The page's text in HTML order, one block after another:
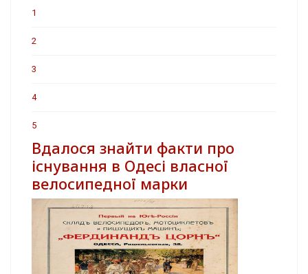
1
2
3
4
5
Вдалося знайти факти про
існування в Одесі власної
велосипедної марки